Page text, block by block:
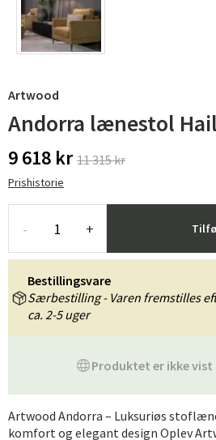
Artwood
Andorra lænestol
9 618 kr 11 315 kr
Prishistorie
- +
Produktet er ikke vist
Bestillingsvare
Særbestilling - Varen fremstilles
ca. 2-5 uger
Artwood Andorra – Luksuriøs
komfort og elegant design Oplev